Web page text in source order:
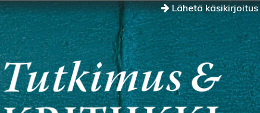
Lähetä käsikirjoitus